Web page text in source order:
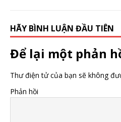
HÃY BÌNH LUẬN ĐẦU TIÊN
Để lại một phản
Thư điện tử của bạn sẽ không
Phản hồi